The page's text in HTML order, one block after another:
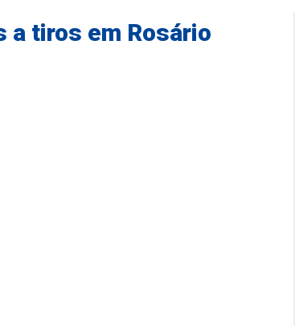
a tiros em Rosário